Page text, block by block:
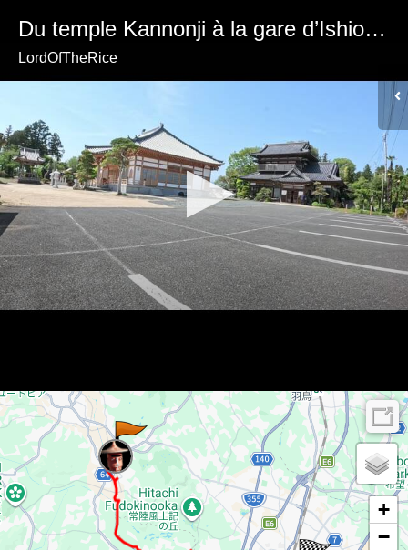
Du temple Kannonji à la gare d’Ishioka, tant bien que mal...
LordOfTheRice
+
−